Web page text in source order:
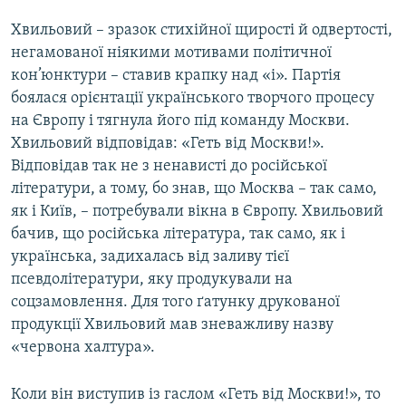
Хвильовий – зразок стихійної щирості й одвертості,
негамованої ніякими мотивами політичної
кон’юнктури – ставив крапку над «і». Партія
боялася орієнтації українського творчого процесу
на Європу і тягнула його під команду Москви.
Хвильовий відповідав: «Геть від Москви!».
Відповідав так не з ненависті до російської
літератури, а тому, бо знав, що Москва – так само,
як і Київ, – потребували вікна в Європу. Хвильовий
бачив, що російська література, так само, як і
українська, задихалась від заливу тієї
псевдолітератури, яку продукували на
соцзамовлення. Для того ґатунку друкованої
продукції Хвильовий мав зневажливу назву
«червона халтура».
Коли він виступив із гаслом «Геть від Москви!», то